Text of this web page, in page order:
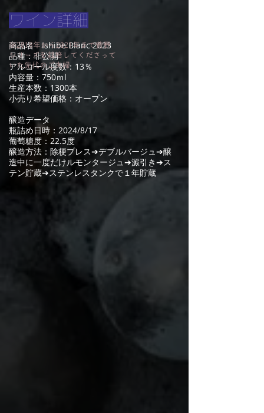
ワイン詳細
商品名 Ishibe Blanc 2023
品種：非公開
アルコール度数：13％
内容量：750ｍl
生産本数：1300本
小売り希望価格：オープン
醸造データ
瓶詰め日時：2024/8/17
葡萄糖度：22.5度
醸造方法：除梗プレス➔デブルバージュ➔醸
造中に一度だけルモンタージュ➔澱引き➔ス
テン貯蔵➔ステンレスタンクで１年貯蔵
※2018年から2021年まで菅野
シリーズを栽培してくださって
いた先代のご夫婦